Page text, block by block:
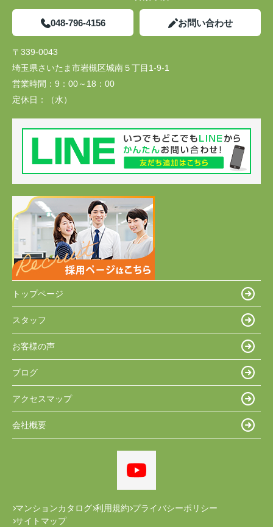
048-796-4156 お問い合わせ
〒339-0043
埼玉県さいたま市岩槻区城南５丁目1-9-1
営業時間： 9：00～18：00
定休日：
（水）
トップページ
スタッフ
お客様の声
ブログ
アクセスマップ
会社概要
マンションカタログ 利用規約 プライバシーポリシー
サイトマップ